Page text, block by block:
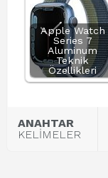
Apple Watch
Series 7
Aluminum
Teknik
Özellikleri
ANAHTAR
KELİMELER